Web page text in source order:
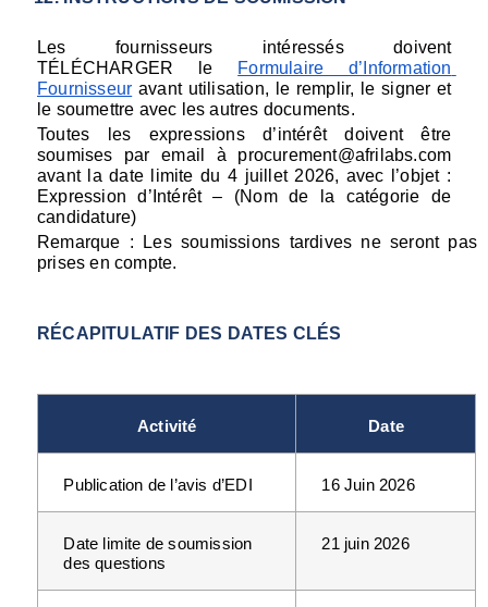
Les fournisseurs intéressés doivent
TÉLÉCHARGER le
Formulaire d’Information
Fournisseur avant utilisation, le remplir, le signer et
le soumettre avec les autres documents.
Toutes les expressions d’intérêt doivent être
soumises par email à procurement@afrilabs.com
avant la date limite du 4 juillet 2026, avec l’objet :
Expression d’Intérêt – (Nom de la catégorie de
candidature)
Remarque : Les soumissions tardives ne seront pas
prises en compte.
RÉCAPITULATIF DES DATES CLÉS
Activité Date
Publication de l’avis d’EDI 16 Juin 2026
Date limite de soumission
des questions
21 juin 2026